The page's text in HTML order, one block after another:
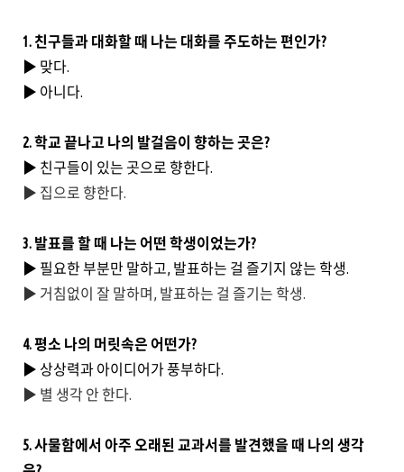
1. 친구들과 대화할 때 나는 대화를 주도하는 편인가?
▶ 맞다.
▶ 아니다.
2. 학교 끝나고 나의 발걸음이 향하는 곳은?
▶ 친구들이 있는 곳으로 향한다.
▶ 집으로 향한다.
3. 발표를 할 때 나는 어떤 학생이었는가?
▶ 필요한 부분만 말하고, 발표하는 걸 즐기지 않는 학생.
▶ 거침없이 잘 말하며, 발표하는 걸 즐기는 학생.
4. 평소 나의 머릿속은 어떤가?
▶ 상상력과 아이디어가 풍부하다.
▶ 별 생각 안 한다.
5. 사물함에서 아주 오래된 교과서를 발견했을 때 나의 생각